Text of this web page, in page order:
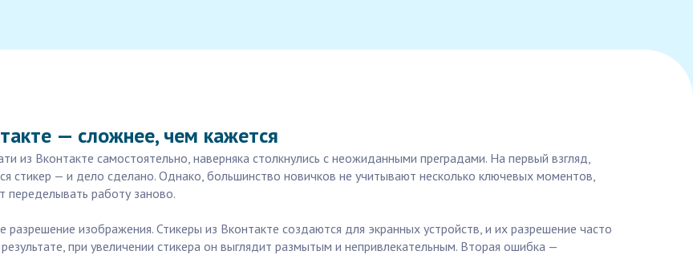
— сложнее, чем кажется
из Вконтакте самостоятельно, наверняка столкнулись с неожиданными преградами. На первый взгляд,
стикер — и дело сделано. Однако, большинство новичков не учитывают несколько ключевых моментов,
переделывать работу заново.
изображения. Стикеры из Вконтакте создаются для экранных устройств, и их разрешение часто
при увеличении стикера он выглядит размытым и непривлекательным. Вторая ошибка —